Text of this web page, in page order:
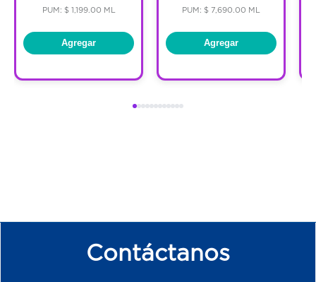
PUM: $ 1,199.00 ML
Agregar
PUM: $ 7,690.00 ML
Agregar
Contáctanos